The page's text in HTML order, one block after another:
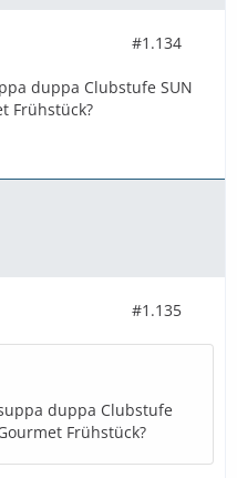
#1.134
duppa Clubstufe SUN
Frühstück?
#1.135
duppa Clubstufe
Frühstück?